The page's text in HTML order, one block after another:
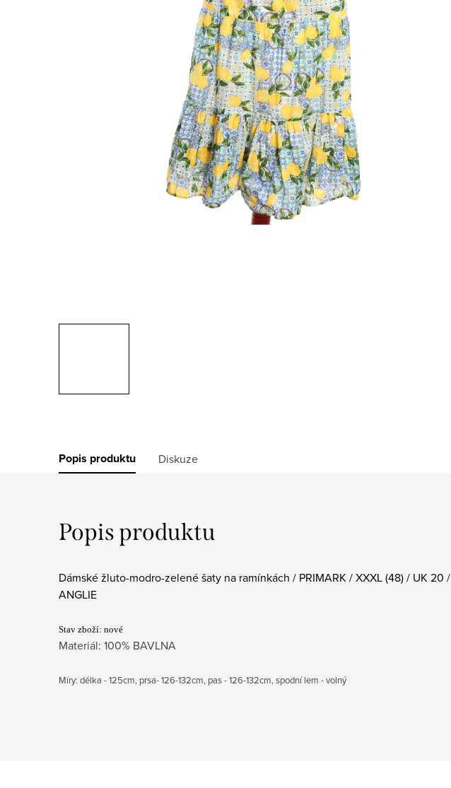
Popis produktu Diskuze
Popis produktu
Dámské žluto-modro-zelené šaty na ramínkách / PRIMARK / XXXL (48) / UK 20 /
ANGLIE
Stav zboží: nové
Materiál: 100% BAVLNA
Míry: délka - 125cm, prsa- 126-132cm, pas - 126-132cm, spodní lem - volný